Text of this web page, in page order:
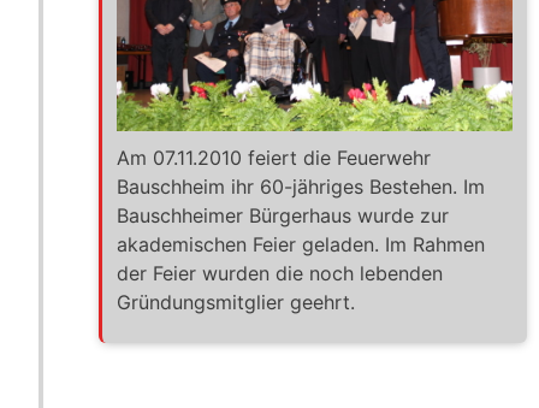
Am 07.11.2010 feiert die Feuerwehr
Bauschheim ihr 60-jähriges Bestehen. Im
Bauschheimer Bürgerhaus wurde zur
akademischen Feier geladen. Im Rahmen
der Feier wurden die noch lebenden
Gründungsmitglier geehrt.